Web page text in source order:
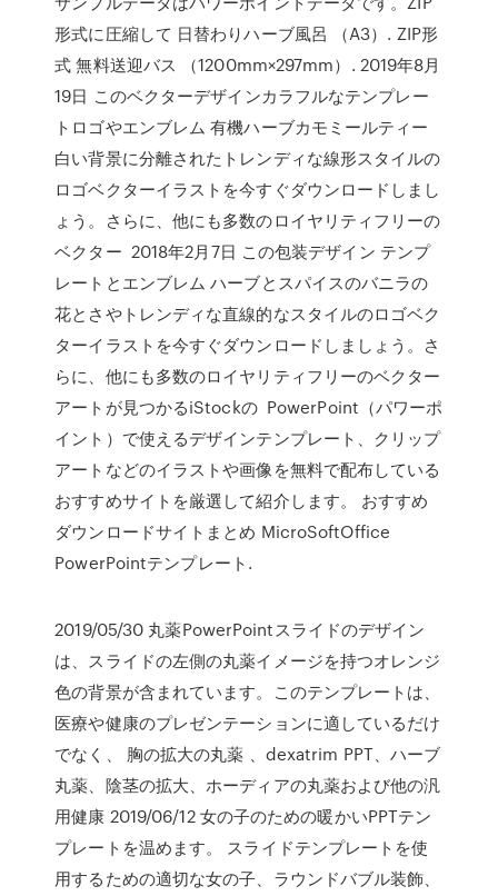
形式に圧縮して 日替わりハーブ風呂 （A3）. ZIP形
式 無料送迎バス （1200mm×297mm）. 2019年8月
19日 このベクターデザインカラフルなテンプレー
トロゴやエンブレム 有機ハーブカモミールティー
白い背景に分離されたトレンディな線形スタイルの
ロゴベクターイラストを今すぐダウンロードしまし
ょう。さらに、他にも多数のロイヤリティフリーの
ベクター 2018年2月7日 この包装デザイン テンプ
レートとエンブレム ハーブとスパイスのバニラの
花とさやトレンディな直線的なスタイルのロゴベク
ターイラストを今すぐダウンロードしましょう。さ
らに、他にも多数のロイヤリティフリーのベクター
アートが見つかるiStockの PowerPoint（パワーポ
イント）で使えるデザインテンプレート、クリップ
アートなどのイラストや画像を無料で配布している
おすすめサイトを厳選して紹介します。 おすすめ
ダウンロードサイトまとめ MicroSoftOffice
PowerPointテンプレート.
2019/05/30 丸薬PowerPointスライドのデザイン
は、スライドの左側の丸薬イメージを持つオレンジ
色の背景が含まれています。このテンプレートは、
医療や健康のプレゼンテーションに適しているだけ
でなく、 胸の拡大の丸薬 、dexatrim PPT、ハーブ
丸薬、陰茎の拡大、ホーディアの丸薬および他の汎
用健康 2019/06/12 女の子のための暖かいPPTテン
プレートを温めます。 スライドテンプレートを使
用するための適切な女の子、ラウンドバブル装飾、